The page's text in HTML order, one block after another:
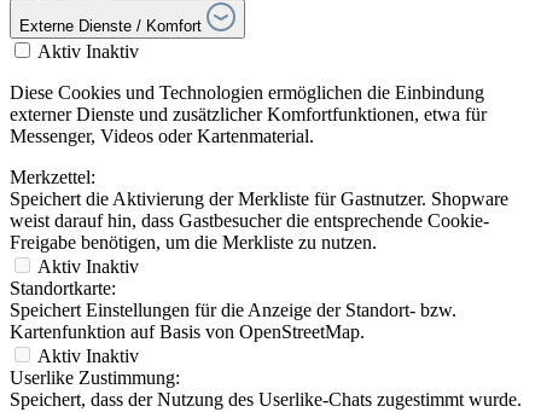
Externe Dienste / Komfort
Aktiv Inaktiv
Diese Cookies und Technologien ermöglichen die Einbindung
externer Dienste und zusätzlicher Komfortfunktionen, etwa für
Messenger, Videos oder Kartenmaterial.
Merkzettel:
Speichert die Aktivierung der Merkliste für Gastnutzer. Shopware
weist darauf hin, dass Gastbesucher die entsprechende Cookie-
Freigabe benötigen, um die Merkliste zu nutzen.
Aktiv Inaktiv
Standortkarte:
Speichert Einstellungen für die Anzeige der Standort- bzw.
Kartenfunktion auf Basis von OpenStreetMap.
Aktiv Inaktiv
Userlike Zustimmung:
Speichert, dass der Nutzung des Userlike-Chats zugestimmt wurde.